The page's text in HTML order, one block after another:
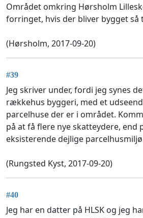
Området omkring Hørsholm
forringet, hvis der bliver bygget så
(Hørsholm, 2017-09-20)
#39
Jeg skriver under, fordi jeg synes
rækkehus byggeri, med et
parcelhuse der er i området.
på at få flere nye skatteydere, end
eksisterende dejlige
(Rungsted Kyst, 2017-09-20)
#40
Jeg har en datter på HLSK og jeg